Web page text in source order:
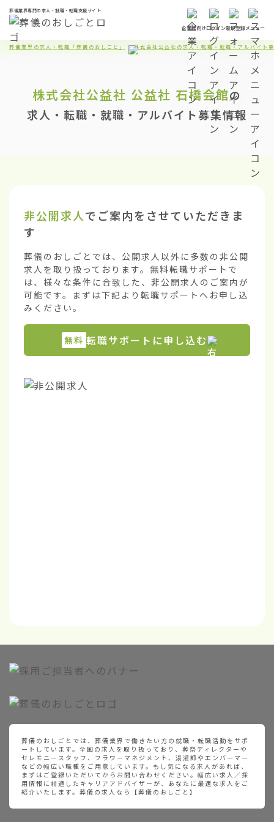
葬儀業界専門の求人・就職・転職支援サイト
企業様向けログイン新規登録メニュー
葬儀業界の求人・転職「葬儀のおしごと」 株式会社公益社の求人・転職・就職・アルバイト
株式会社公益社 公益社 石橋会館の
求人・転職・就職・アルバイト募集情報
非公開求人でご案内をさせていただきま
す
葬儀のおしごとでは、公開求人以外に多数の非公開
求人を取り扱っております。無料転職サポートで
は、様々な条件に合致した、非公開求人のご案内が
可能です。まずは下記より転職サポートへお申し込
みください。
無料 転職サポートに申し込む
葬儀のおしごとでは、葬儀業界で働きたい方の就職・転職活動をサポ
ートしています。全国の求人を取り扱っており、葬祭ディレクターや
セレモニースタッフ、フラワーマネジメント、湯灌師やエンバーマー
などの幅広い職種をご用意しています。もし気になる求人があれば、
まずはご登録いただいてからお問い合わせください。幅広い求人／採
用情報に精通したキャリアアドバイザーが、あなたに最適な求人をご
紹介いたします。葬儀の求人なら【葬儀のおしごと】